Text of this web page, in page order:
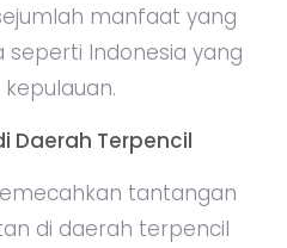
manfaat yang
seperti Indonesia yang
Daerah Terpencil
tantangan
di daerah terpencil